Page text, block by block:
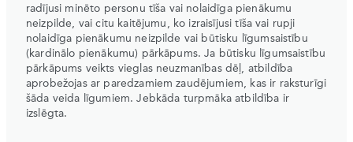
radījusi minēto personu tīša vai nolaidīga pienākumu
neizpilde, vai citu kaitējumu, ko izraisījusi tīša vai rupji
nolaidīga pienākumu neizpilde vai būtisku līgumsaistību
(kardinālo pienākumu) pārkāpums. Ja būtisku līgumsaistību
pārkāpums veikts vieglas neuzmanības dēļ, atbildība
aprobežojas ar paredzamiem zaudējumiem, kas ir raksturīgi
šāda veida līgumiem. Jebkāda turpmāka atbildība ir
izslēgta.